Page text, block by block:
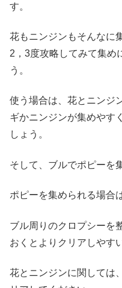
す。
花もニンジンもそんなに
2，3度攻略してみて集め
う。
使う場合は、花とニンジ
ギかニンジンが集めやす
しょう。
そして、ブルでポピーを
ポピーを集められる場合
ブル周りのクロプシーを
おくとよりクリアしやす
花とニンジンに関しては